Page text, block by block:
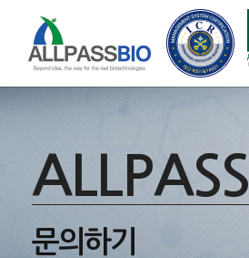
ALLPASS
문의하기